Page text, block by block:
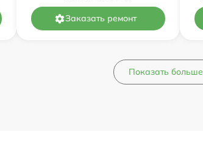
Заказать ремонт
Показать больше